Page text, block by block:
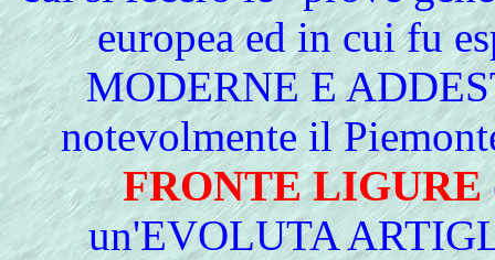
europea ed in cui fu
MODERNE E
notevolmente il
FRONTE LIGURE
un'EVOLUTA